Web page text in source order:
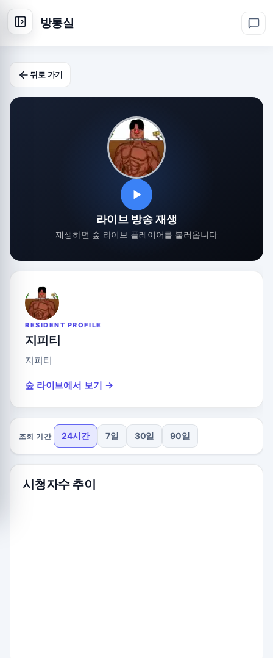
방통실
뒤로 가기
▶
라이브 방송 재생
재생하면 숲 라이브 플레이어를 불러옵니다
RESIDENT PROFILE
지피티
지피티
숲 라이브에서 보기 →
조회 기간 24시간 7일 30일 90일
시청자수 추이